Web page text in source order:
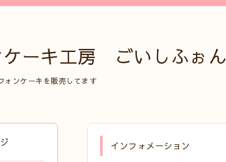
ケーキ工房 ごいしふぉん
ォンケーキを販売してます
インフォメーション